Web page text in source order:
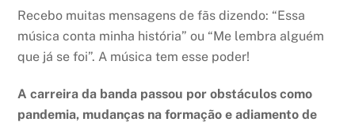
Recebo muitas mensagens de fãs dizendo: “Essa
música conta minha história” ou “Me lembra alguém
que já se foi”. A música tem esse poder!
A carreira da banda passou por obstáculos como
pandemia, mudanças na formação e adiamento de